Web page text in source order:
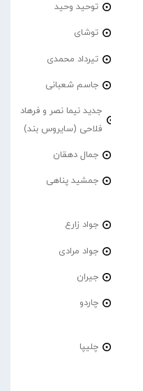
توحید وحید
توشای
تیرداد محمدی
جاسم شعبانی
جدید نیما نصر و فرهاد
فلاحی (سایروس بند)
جمال دهقان
جمشید پناهی
جواد زارع
جواد مرادی
جیران
چاردو
چلیپا